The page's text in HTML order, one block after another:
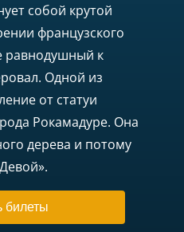
собой крутой
французского
равнодушный к
Одной из
от статуи
Рокамадуре. Она
дерева и потому
билеты